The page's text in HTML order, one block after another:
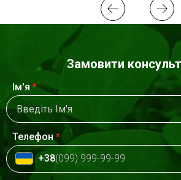
Замовити
Ім'я *
Телефон*
+38(099) 999-99-99